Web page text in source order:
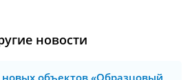
новости
объектов «Образцовый